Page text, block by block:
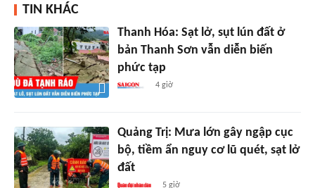
TIN KHÁC
Thanh Hóa: Sạt lở, sụt lún đất ở
bản Thanh Sơn vẫn diễn biến
phức tạp
4 giờ
Quảng Trị: Mưa lớn gây ngập cục
bộ, tiềm ẩn nguy cơ lũ quét, sạt lở
đất
5 giờ